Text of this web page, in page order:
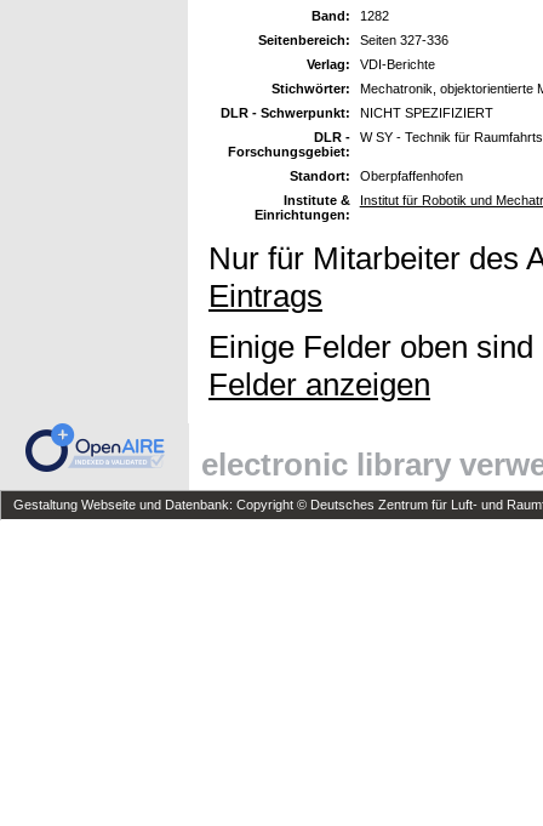
Band:
1282
Seitenbereich:
Seiten 327-336
Verlag:
VDI-Berichte
Stichwörter:
Mechatronik, objektorientierte
DLR - Schwerpunkt:
NICHT SPEZIFIZIERT
DLR -
Forschungsgebiet:
W SY - Technik für
Standort:
Oberpfaffenhofen
Institute &
Einrichtungen:
Institut für Robotik und
Nur für Mitarbeiter des
Eintrags
Einige Felder oben
Felder anzeigen
electronic library
Gestaltung Webseite und Datenbank: Copyright © Deutsches Zentrum für Luft- und